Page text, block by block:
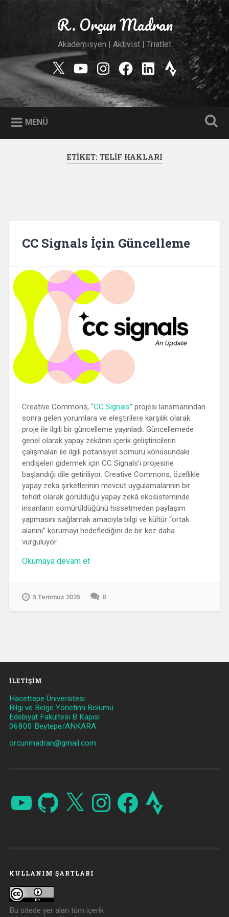
R. Orçun Madran
Akademisyen | Aktivist | Triatlet
TwitterYouTube
Instagram
Facebook
Linkedin
Strava
MENÜ
ETIKET: TELIF HAKLARI
CC Signals İçin Güncelleme
Creative Commons, “CC Signals” projesi lansmanından
sonra gelen yorumlara ve eleştirilere karşılık olarak
proje ile ilgili bir güncelleme yayınladı. Güncellemede
genel olarak yapay zekânın içerik geliştiricilerin
çalışmaları ile ilgili potansiyel sömürü konusundaki
endişeleri gidermek için CC Signals’ı projesine
başlandığı dile getiriliyor. Creative Commons, özellikle
yapay zeka şirketlerinin mevcut uygulamalarının bir
tehdit olarak görüldüğü yapay zekâ ekosisteminde
insanların sömürüldüğünü hissetmeden paylaşım
yapmasını sağlamak amacıyla bilgi ve kültür “ortak
alanını” korumayı hedeflediğini de bir kez daha
vurguluyor.
Okumaya devam et“CC
5 Temmuz 2025 0
İLETIŞIM
Hacettepe Üniversitesi
Bilgi ve Belge Yönetimi Bölümü
Edebiyat Fakültesi B Kapısı
06800 Beytepe/ANKARA
orcunmadran@gmail.com
YouTube GitHub X InstagramFacebook Strava
KULLANIM ŞARTLARI
Bu sitede yer alan tüm içerik